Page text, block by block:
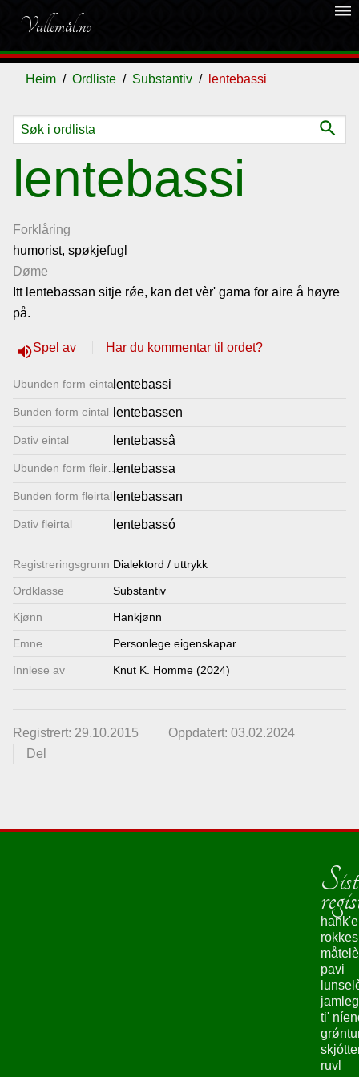
Vallemål.no
dehaze
Heim Ordliste Substantiv lentebassi
search
lentebassi
Forklåring
humorist, spøkjefugl
Døme
Itt lentebassan sitje rǿe, kan det vèr' gama for aire å høyre
på.
volume_upSpel av Har du kommentar til ordet?
Ubunden form eintallentebassi
Bunden form eintal lentebassen
Dativ eintal lentebassâ
Ubunden form fleirtal
lentebassa
Bunden form fleirtal lentebassan
Dativ fleirtal lentebassó
Registrerings­grunn Dialektord / uttrykk
Ordklasse Substantiv
Kjønn Hankjønn
Emne Personlege eigenskapar
Innlese av Knut K. Homme (2024)
Registrert: 29.10.2015
Oppdatert: 03.02.2024
Del
Ordliste
Om
vallemålet
Gjestebok
Lenkjer
Kontakt
oss
hank'e
pavi
ti'
ruvl